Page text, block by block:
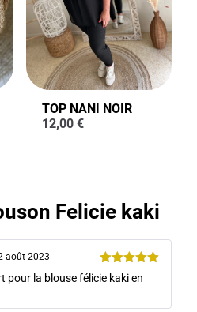
TOP NANI NOIR
12,00 €
Felicie kaki
Note5 sur
5
août 2023
pour la blouse félicie kaki en